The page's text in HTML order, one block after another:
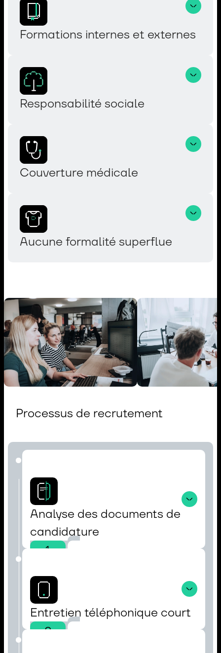
Formations internes et externes
Responsabilité sociale
Couverture médicale
Aucune formalité superflue
Processus de recrutement
Analyse des documents de
candidature
1
Entretien téléphonique court
2